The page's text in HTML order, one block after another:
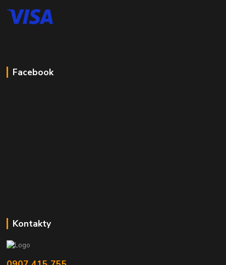
Facebook
Kontakty